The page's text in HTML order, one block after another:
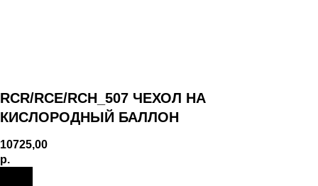
RCR/RCE/RCH_507 ЧЕХОЛ НА
КИСЛОРОДНЫЙ БАЛЛОН
10725,00
р.